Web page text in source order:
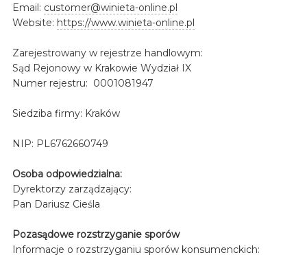
Email: customer@winieta-online.pl
Website: https://www.winieta-online.pl
Zarejestrowany w rejestrze handlowym:
Sąd Rejonowy w Krakowie Wydział IX
Numer rejestru: 0001081947
Siedziba firmy: Kraków
NIP: PL6762660749
Osoba odpowiedzialna:
Dyrektorzy zarządzający:
Pan Dariusz Cieśla
Pozasądowe rozstrzyganie sporów
Informacje o rozstrzyganiu sporów konsumenckich: